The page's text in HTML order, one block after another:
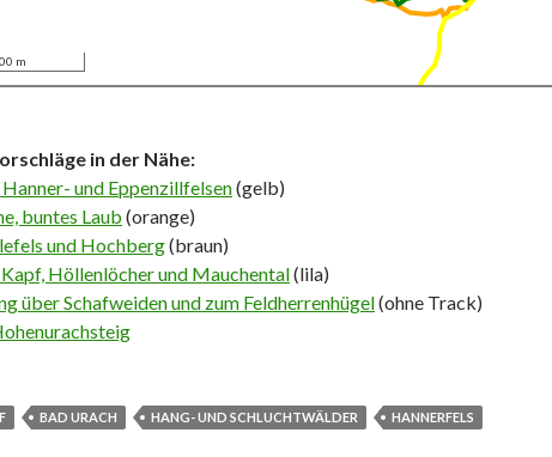
m
in der Nähe:
und Eppenzillfelsen(gelb)
buntes Laub (orange)
und Hochberg(braun)
Höllenlöcher und Mauchental(lila)
über Schafweiden und zum Feldherrenhügel(ohne Track)
BAD URACH HANG- UND SCHLUCHTWÄLDER HANNERFELS